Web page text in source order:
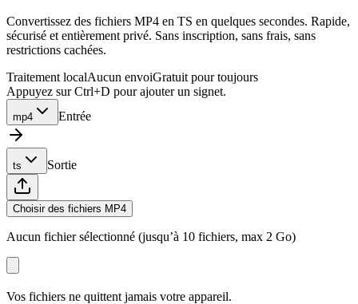
Convertissez des fichiers MP4 en TS en quelques secondes. Rapide,
sécurisé et entièrement privé. Sans inscription, sans frais, sans
restrictions cachées.
Traitement localAucun envoiGratuit pour toujours
Appuyez sur Ctrl+D pour ajouter un signet.
mp4 Entrée
ts Sortie
Choisir des fichiers MP4
Aucun fichier sélectionné (jusqu’à 10 fichiers, max 2 Go)
Vos fichiers ne quittent jamais votre appareil.